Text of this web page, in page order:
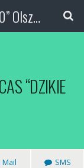
Warmiński Klub Strzelecki „10” Olsztyn
“DZIKIE
Mail SMS